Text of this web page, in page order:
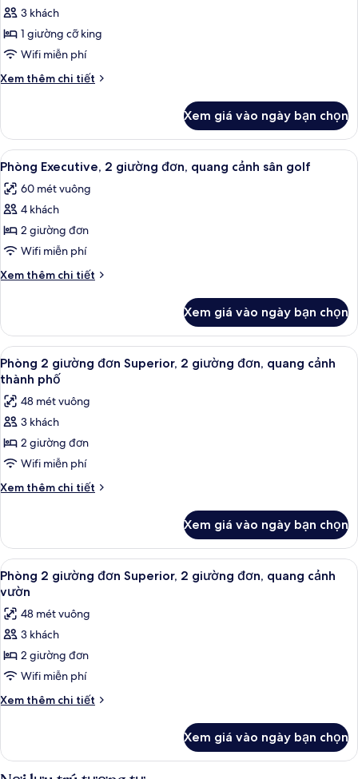
king,
cảnh
thành
ảnh
Phòng
Superior,
1
giường
king,
quang
cảnh
vườn
3 khách
1 giường cỡ king
Wifi miễn phí
Xem thêm chi tiết
Chi
Phòng
Superior,
1
giường
cỡ
king,
cảnh
vườn
Xem giá vào ngày bạn chọn
Xem
tất
cả
ảnh
Phòng
Executive,
2
giường
quang
cảnh
sân
golf
Bộ đồ giường cao cấp, nệm Select
8
Phòng Executive, 2 giường đơn, quang cảnh sân golf
60 mét vuông
4 khách
2 giường đơn
Wifi miễn phí
Xem thêm chi tiết
Chi
Phòng
Executive,
2
giường
quang
cảnh
golf
Xem giá vào ngày bạn chọn
Xem
tất
cả
ảnh
Phòng
2
giường
đơn
giường
đơn,
quang
cảnh
thành
phố
Bộ đồ giường cao cấp, nệm Select
6
Phòng 2 giường đơn Superior, 2 giường đơn, quang cảnh
thành phố
48 mét vuông
3 khách
2 giường đơn
Wifi miễn phí
Xem thêm chi tiết
Chi
Phòng
giường
đơn
Superior,
2
giường
quang
cảnh
phố
Xem giá vào ngày bạn chọn
Xem
tất
cả
ảnh
Phòng
2
giường
đơn
giường
Bộ đồ giường cao cấp, nệm Select
7
Phòng 2 giường đơn Superior, 2 giường đơn, quang cảnh
vườn
48 mét vuông
3 khách
2 giường đơn
Wifi miễn phí
Xem thêm chi tiết
Chi
Phòng
Xem giá vào ngày bạn chọn